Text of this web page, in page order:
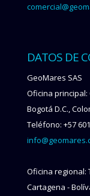
DATOS DE
GeoMares SAS
Oficina principal:
Bogotá D.C.,
Teléfono: +57
Oficina regional:
Cartagena -